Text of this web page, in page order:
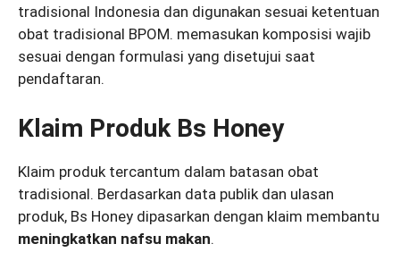
tradisional Indonesia dan digunakan sesuai ketentuan
obat tradisional BPOM. memasukan komposisi wajib
sesuai dengan formulasi yang disetujui saat
pendaftaran.
Klaim Produk Bs Honey
Klaim produk tercantum dalam batasan obat
tradisional. Berdasarkan data publik dan ulasan
produk, Bs Honey dipasarkan dengan klaim membantu
meningkatkan nafsu makan.